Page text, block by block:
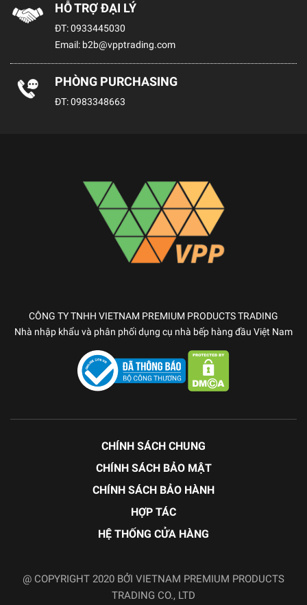
HỖ TRỢ ĐẠI LÝ
ĐT:0933445030
Email: b2b@vpptrading.com
PHÒNG PURCHASING
ĐT:0983348663
CÔNG TY TNHH VIETNAM PREMIUM PRODUCTS TRADING
Nhà nhập khẩu và phân phối dụng cụ nhà bếp hàng đầu Việt Nam
CHÍNH SÁCH CHUNG
CHÍNH SÁCH BẢO MẬT
CHÍNH SÁCH BẢO HÀNH
HỢP TÁC
HỆ THỐNG CỬA HÀNG
@ COPYRIGHT 2020 BỞI VIETNAM PREMIUM PRODUCTS
TRADING CO., LTD